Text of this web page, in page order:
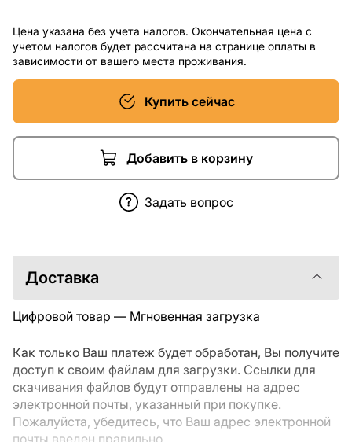
Цена указана без учета налогов. Окончательная цена с
учетом налогов будет рассчитана на странице оплаты в
зависимости от вашего места проживания.
Купить сейчас
Добавить в корзину
Задать вопрос
Доставка
Цифровой товар — Мгновенная загрузка
Как только Ваш платеж будет обработан, Вы получите
доступ к своим файлам для загрузки. Ссылки для
скачивания файлов будут отправлены на адрес
электронной почты, указанный при покупке.
Пожалуйста, убедитесь, что Ваш адрес электронной
почты введен правильно.